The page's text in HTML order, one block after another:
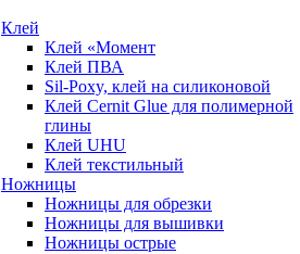
Клей
Клей «Момент
Клей ПВА
Sil-Poxy, клей на силиконовой
Клей Cernit Glue для полимерной
глины
Клей UHU
Клей текстильный
Ножницы
Ножницы для обрезки
Ножницы для вышивки
Ножницы острые